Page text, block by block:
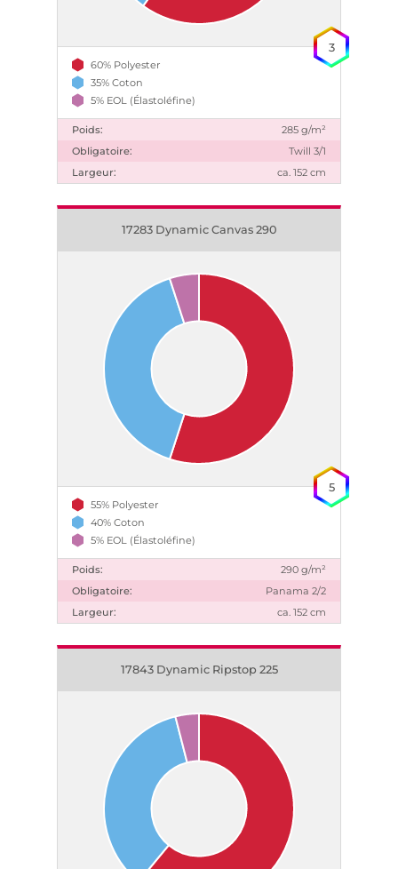
60% Polyester
35% Coton
5% EOL (Élastoléfine)
Poids:
285 g/m²
Obligatoire:
Twill 3/1
Largeur:
ca. 152 cm
3
17283 Dynamic Canvas 290
55% Polyester
40% Coton
5% EOL (Élastoléfine)
Poids:
290 g/m²
Obligatoire:
Panama 2/2
Largeur:
ca. 152 cm
5
17843 Dynamic Ripstop 225